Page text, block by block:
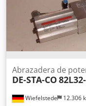
Wiefelstede 12.306
Abrazadera de
DE-STA-CO